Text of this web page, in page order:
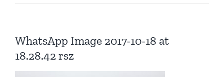
WhatsApp Image 2017-10-18 at
18.28.42 rsz